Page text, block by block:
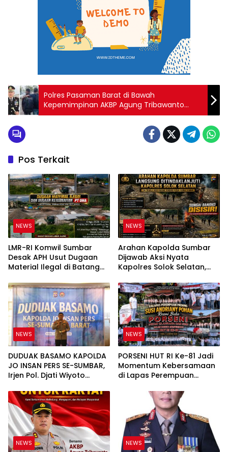
Polres Pasaman Barat di Bawah
Kepemimpinan AKBP Agung Tribawanto
Tangkap Terduga Pelaku Kekerasan Seksual
Pos Terkait
NEWS
LMR-RI Komwil Sumbar
Desak APH Usut Dugaan
Material Ilegal di Batang
PT UHA Diminta Diselidiki
Tuntas
NEWS
Arahan Kapolda Sumbar
Dijawab Aksi Nyata
Kapolres Solok Selatan,
Bukan Sekadar Slogan
NEWS
DUDUAK BASAMO KAPOLDA
JO INSAN PERS SE-SUMBAR,
Irjen Pol. Djati Wiyoto
Ruang bagi Pelanggar
Hukum di Internal Polri
NEWS
PORSENI HUT RI Ke-81 Jadi
Momentum Kebersamaan
di Lapas Perempuan
NEWS NEWS